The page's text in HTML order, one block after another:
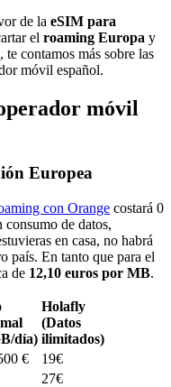
de la eSIM para
el roaming Europa y
te contamos más sobre las
móvil español.
móvil
Europea
con Orange costará 0
consumo de datos,
en casa, no habrá
país. En tanto que para el
de 12,10 euros por MB.
día)
Holafly
(Datos
ilimitados)
€
19€
27€